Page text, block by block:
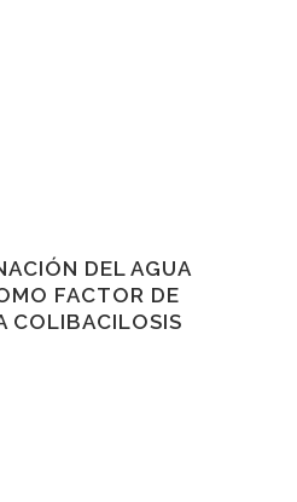
DEL AGUA
FACTOR DE
COLIBACILOSIS